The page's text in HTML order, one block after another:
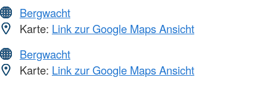
Bergwacht
Karte: Link zur Google Maps Ansicht
Bergwacht
Karte: Link zur Google Maps Ansicht